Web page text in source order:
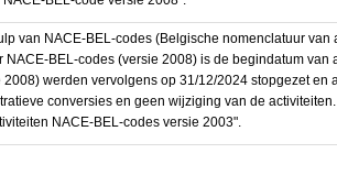
van NACE-BEL-codes (Belgische nomenclatuur van
BEL-codes (versie 2008) is de begindatum van
werden vervolgens op 31/12/2024 stopgezet en
conversies en geen wijziging van de
NACE-BEL-codes versie 2003".